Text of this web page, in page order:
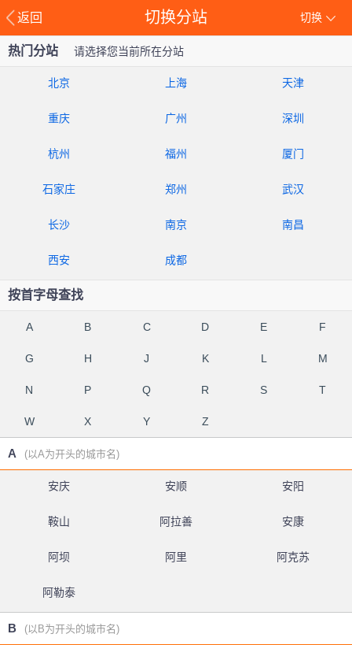
返回 切换
切换分站
热门分站 请选择您当前所在分站
北京 上海 天津
重庆 广州 深圳
杭州 福州 厦门
石家庄 郑州 武汉
长沙 南京 南昌
西安 成都
按首字母查找
A B C D E F
G H J K L M
N P Q R S T
W X Y Z
A (以A为开头的城市名)
安庆 安顺 安阳
鞍山 阿拉善 安康
阿坝 阿里 阿克苏
阿勒泰
B (以B为开头的城市名)